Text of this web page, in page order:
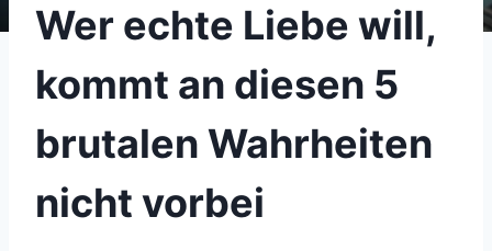
Wer echte Liebe will,
kommt an diesen 5
brutalen Wahrheiten
nicht vorbei